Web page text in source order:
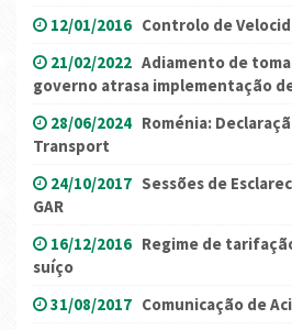
12/01/2016 Controlo de
21/02/2022 Adiamento de
governo atrasa implementação
28/06/2024 Roménia:
Transport
24/10/2017 Sessões de
GAR
16/12/2016 Regime de
suíço
31/08/2017 Comunicação de